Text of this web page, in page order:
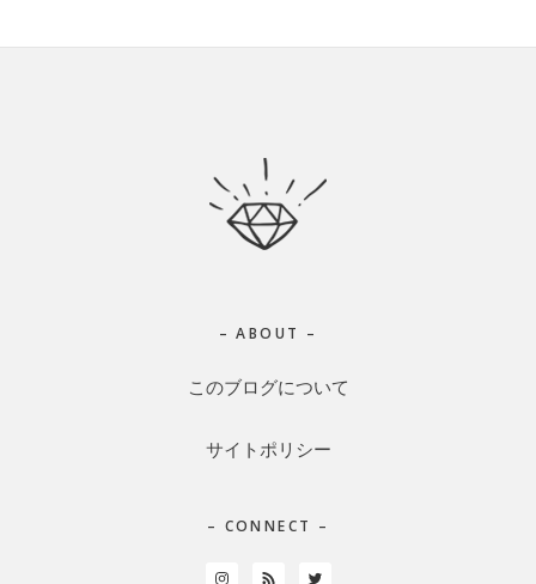
– ABOUT –
このブログについて
サイトポリシー
– CONNECT –